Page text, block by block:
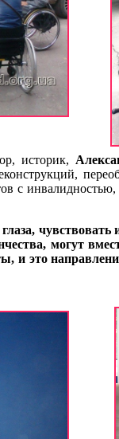
историк,
с
могут
и это